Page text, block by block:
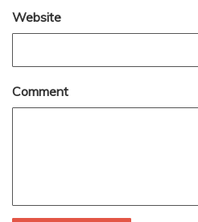
Website
Comment